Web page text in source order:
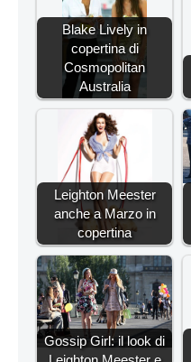
Blake Lively in
copertina di
Cosmopolitan
Australia
Leighton Meester
anche a Marzo in
copertina
Gossip Girl: il look di